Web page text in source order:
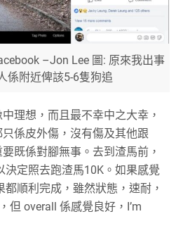
–Jon Lee 圖: 原來我出事
係附近俾該5-6隻狗追
理想，而且最不幸中之大幸，
係皮外傷，沒有傷及其他跟
既係對腳無事。去到渣馬前，
決定照去跑渣馬10K。如果感覺
順利完成，雖然狀態，速耐，
但 overall 係感覺良好，I’m